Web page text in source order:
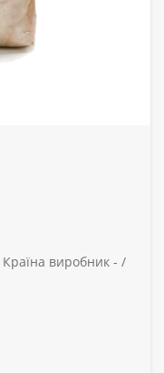
Країна виробник - /